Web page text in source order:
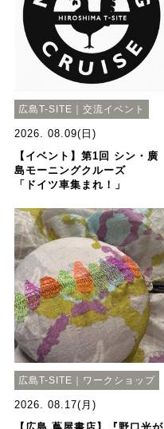
広島T-SITE｜交流イベント
2026. 08.09(日)
【イベント】第1回 シン・廣
島モーニングクルーズ
「ドイツ車集まれ！」
広島T-SITE｜ワークショップ
2026. 08.17(月)